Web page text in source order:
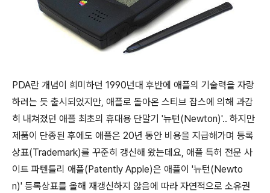
PDA란 개념이 희미하던 1990년대 후반에 애플의 기술력을 자랑
하려는 듯 출시되었지만, 애플로 돌아온 스티브 잡스에 의해 과감
히 내쳐졌던 애플 최초의 휴대용 단말기 '뉴턴(Newton)'.. 하지만
제품이 단종된 후에도 애플은 20년 동안 비용을 지급해가며 등록
상표(Trademark)를 꾸준히 갱신해 왔는데요, 애플 특허 전문 사
이트 파텐틀리 애플(Patently Apple)은 애플이 '뉴턴(Newto
n)' 등록상표를 올해 재갱신하지 않음에 따라 자연적으로 소유권